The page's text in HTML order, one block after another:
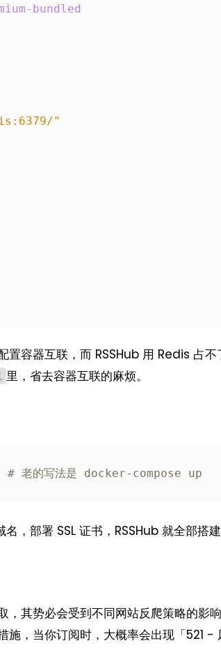
bundled
"
容器互联，而 RSSHub 用 Redis 占不
里，省去容器互联的麻烦。
# 老的写法是 docker-compose up
名，部署 SSL 证书，RSSHub 就全部搭建
，其势必会受到不同网站反爬策略的影
施，当你订阅时，大概率会出现「521 -